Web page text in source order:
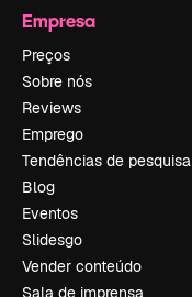
Empresa
Preços
Sobre nós
Reviews
Emprego
Tendências de pesquisa
Blog
Eventos
Slidesgo
Vender conteúdo
Sala de imprensa